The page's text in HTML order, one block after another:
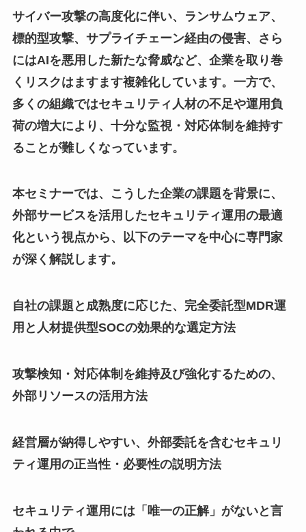
サイバー攻撃の高度化に伴い、ランサムウェア、
標的型攻撃、サプライチェーン経由の侵害、さら
にはAIを悪用した新たな脅威など、企業を取り巻
くリスクはますます複雑化しています。一方で、
多くの組織ではセキュリティ人材の不足や運用負
荷の増大により、十分な監視・対応体制を維持す
ることが難しくなっています。
本セミナーでは、こうした企業の課題を背景に、
外部サービスを活用したセキュリティ運用の最適
化という視点から、以下のテーマを中心に専門家
が深く解説します。
自社の課題と成熟度に応じた、完全委託型MDR運
用と人材提供型SOCの効果的な選定方法
攻撃検知・対応体制を維持及び強化するための、
外部リソースの活用方法
経営層が納得しやすい、外部委託を含むセキュリ
ティ運用の正当性・必要性の説明方法
セキュリティ運用には「唯一の正解」がないと言